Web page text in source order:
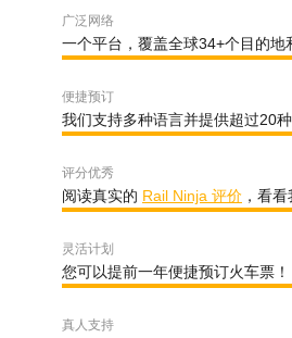
广泛网络
一个平台，覆盖全球34+个目的地
便捷预订
我们支持多种语言并提供超过20种
评分优秀
阅读真实的 Rail Ninja 评价 ，看
灵活计划
您可以提前一年便捷预订火车票！
真人支持